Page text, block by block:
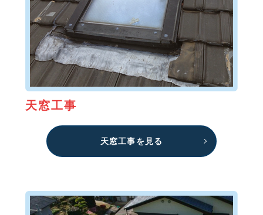
天窓工事
天窓工事を見る